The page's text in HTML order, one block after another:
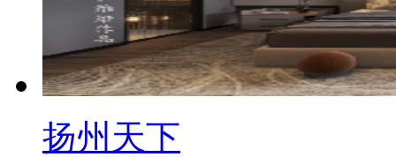
扬州天下